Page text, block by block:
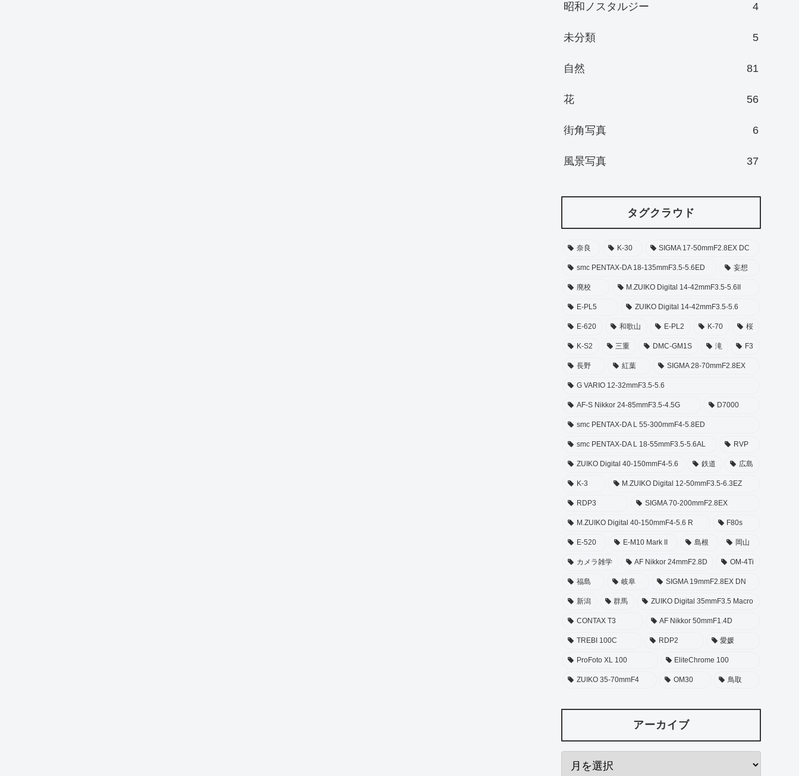
昭和ノスタルジー 4
未分類 5
自然 81
花 56
街角写真 6
風景写真 37
タグクラウド
奈良 K-30 SIGMA 17-50mmF2.8EX DC
smc PENTAX-DA 18-135mmF3.5-5.6ED 妄想
廃校 M.ZUIKO Digital 14-42mmF3.5-5.6II
E-PL5 ZUIKO Digital 14-42mmF3.5-5.6
E-620 和歌山 E-PL2 K-70 桜
K-S2 三重 DMC-GM1S 滝 F3
長野 紅葉 SIGMA 28-70mmF2.8EX
G VARIO 12-32mmF3.5-5.6
AF-S Nikkor 24-85mmF3.5-4.5G D7000
smc PENTAX-DA L 55-300mmF4-5.8ED
smc PENTAX-DA L 18-55mmF3.5-5.6AL RVP
ZUIKO Digital 40-150mmF4-5.6 鉄道 広島
K-3 M.ZUIKO Digital 12-50mmF3.5-6.3EZ
RDP3 SIGMA 70-200mmF2.8EX
M.ZUIKO Digital 40-150mmF4-5.6 R F80s
E-520 E-M10 Mark II 島根 岡山
カメラ雑学 AF Nikkor 24mmF2.8D OM-4Ti
福島 岐阜 SIGMA 19mmF2.8EX DN
新潟 群馬 ZUIKO Digital 35mmF3.5 Macro
CONTAX T3 AF Nikkor 50mmF1.4D
TREBI 100C RDP2 愛媛
ProFoto XL 100 EliteChrome 100
ZUIKO 35-70mmF4 OM30 鳥取
アーカイブ